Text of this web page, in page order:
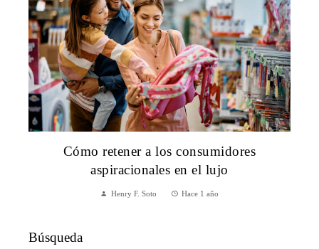
Cómo retener a los consumidores
aspiracionales en el lujo
Henry F. Soto Hace 1 año
Búsqueda